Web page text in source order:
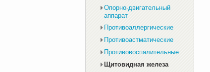
Опорно-двигательный
аппарат
Противоаллергические
Противоастматические
Противовоспалительные
Щитовидная железа